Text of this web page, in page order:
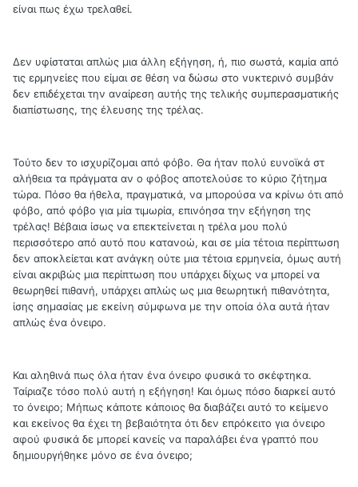
είναι πως έχω τρελαθεί.
Δεν υφίσταται απλώς μια άλλη εξήγηση, ή, πιο σωστά, καμία από
τις ερμηνείες που είμαι σε θέση να δώσω στο νυκτερινό συμβάν
δεν επιδέχεται την αναίρεση αυτής της τελικής συμπερασματικής
διαπίστωσης, της έλευσης της τρέλας.
Τούτο δεν το ισχυρίζομαι από φόβο. Θα ήταν πολύ ευνοϊκά στ
αλήθεια τα πράγματα αν ο φόβος αποτελούσε το κύριο ζήτημα
τώρα. Πόσο θα ήθελα, πραγματικά, να μπορούσα να κρίνω ότι από
φόβο, από φόβο για μία τιμωρία, επινόησα την εξήγηση της
τρέλας! Βέβαια ίσως να επεκτείνεται η τρέλα μου πολύ
περισσότερο από αυτό που κατανοώ, και σε μία τέτοια περίπτωση
δεν αποκλείεται κατ ανάγκη ούτε μια τέτοια ερμηνεία, όμως αυτή
είναι ακριβώς μια περίπτωση που υπάρχει δίχως να μπορεί να
θεωρηθεί πιθανή, υπάρχει απλώς ως μια θεωρητική πιθανότητα,
ίσης σημασίας με εκείνη σύμφωνα με την οποία όλα αυτά ήταν
απλώς ένα όνειρο.
Και αληθινά πως όλα ήταν ένα όνειρο φυσικά το σκέφτηκα.
Ταίριαζε τόσο πολύ αυτή η εξήγηση! Και όμως πόσο διαρκεί αυτό
το όνειρο; Μήπως κάποτε κάποιος θα διαβάζει αυτό το κείμενο
και εκείνος θα έχει τη βεβαιότητα ότι δεν επρόκειτο για όνειρο
αφού φυσικά δε μπορεί κανείς να παραλάβει ένα γραπτό που
δημιουργήθηκε μόνο σε ένα όνειρο;